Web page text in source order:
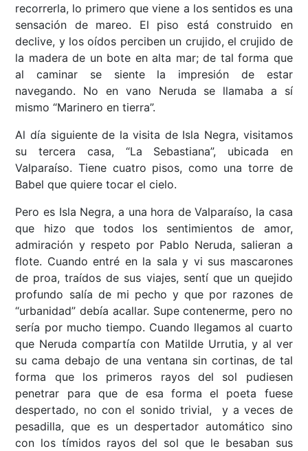
recorrerla, lo primero que viene a los sentidos es una
sensación de mareo. El piso está construido en
declive, y los oídos perciben un crujido, el crujido de
la madera de un bote en alta mar; de tal forma que
al caminar se siente la impresión de estar
navegando. No en vano Neruda se llamaba a sí
mismo “Marinero en tierra”.
Al día siguiente de la visita de Isla Negra, visitamos
su tercera casa, “La Sebastiana”, ubicada en
Valparaíso. Tiene cuatro pisos, como una torre de
Babel que quiere tocar el cielo.
Pero es Isla Negra, a una hora de Valparaíso, la casa
que hizo que todos los sentimientos de amor,
admiración y respeto por Pablo Neruda, salieran a
flote. Cuando entré en la sala y vi sus mascarones
de proa, traídos de sus viajes, sentí que un quejido
profundo salía de mi pecho y que por razones de
“urbanidad” debía acallar. Supe contenerme, pero no
sería por mucho tiempo. Cuando llegamos al cuarto
que Neruda compartía con Matilde Urrutia, y al ver
su cama debajo de una ventana sin cortinas, de tal
forma que los primeros rayos del sol pudiesen
penetrar para que de esa forma el poeta fuese
despertado, no con el sonido trivial, y a veces de
pesadilla, que es un despertador automático sino
con los tímidos rayos del sol que le besaban sus